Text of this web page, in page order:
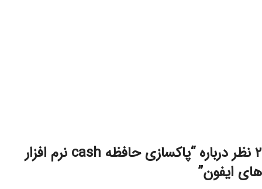
پاکسازی حافظه cash نرم افزار
های ایفون”